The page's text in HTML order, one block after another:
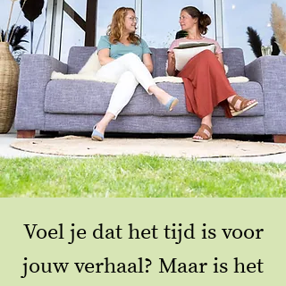
Voel je dat het tijd is voor
jouw verhaal? Maar is het